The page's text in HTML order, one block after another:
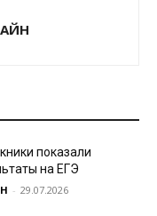
показали
на ЕГЭ
- 29.07.2026